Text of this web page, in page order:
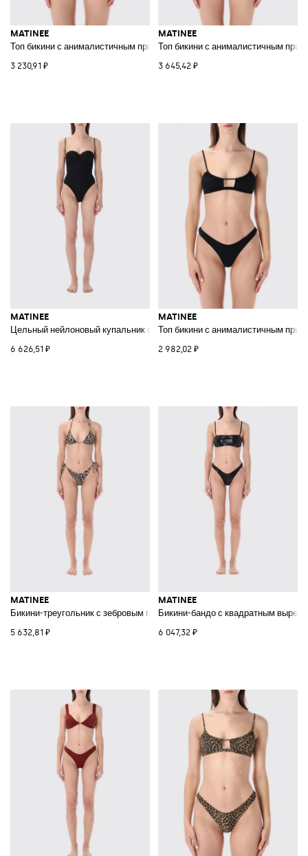
MATINEE
Топ бикини с анималистичным принтом, вырезами и квадратным
3 230,91 ₽
MATINEE
Топ бикини с анималистичным
3 645,42 ₽
MATINEE
Цельный нейлоновый купальник с вырезом сердечком
6 626,51 ₽
MATINEE
Топ бикини с анималистичным
2 982,02 ₽
MATINEE
Бикини-треугольник с зебровым принтом на завязках
5 632,81 ₽
MATINEE
Бикини-бандо с квадратным
6 047,32 ₽